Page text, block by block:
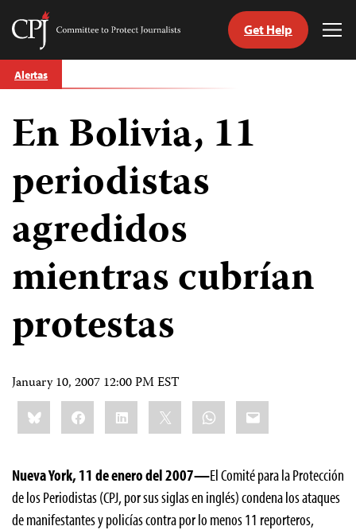
Skip
to
Committee
Journalists
Get Help
Alertas
En Bolivia, 11
periodistas
agredidos
mientras cubrían
protestas
January 10, 2007 12:00 PM EST
Share
this:BlueskyFacebookLinkedIn WhatsApp
Email
Nueva York, 11 de enero del 2007—El Comité para la Protección
de los Periodistas (CPJ, por sus siglas en inglés) condena los ataques
de manifestantes y policías contra por lo menos 11 reporteros,